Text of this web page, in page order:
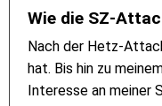
Wie die SZ-
Nach der Hetz-
hat. Bis hin zu
Interesse an meiner